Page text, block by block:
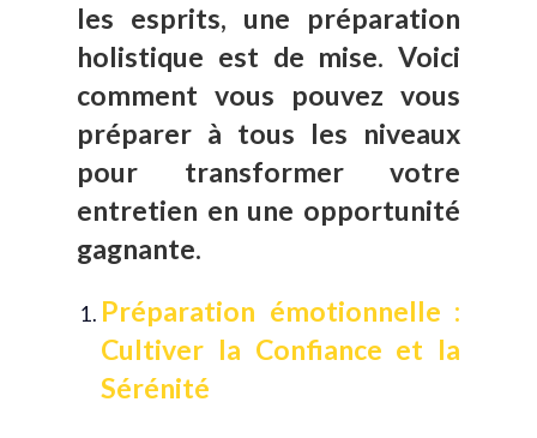
les esprits, une préparation
holistique est de mise. Voici
comment vous pouvez vous
préparer à tous les niveaux
pour transformer votre
entretien en une opportunité
gagnante.
Préparation émotionnelle :
Cultiver la Confiance et la
Sérénité